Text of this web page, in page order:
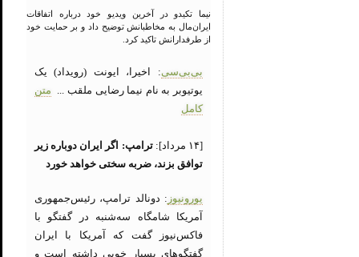
نیما تکیدو در آخرین ویدیو خود درباره اتفاقات
ایران‌مال به مخاطبانش توضیح داد و بر حمایت خود
از طرفدارانش تاکید کرد.
بی‌بی‌سی: اخیرا، ایونت (رویداد) یک
یوتیوبر به نام نیما رضایی ملقب ... متن
کامل
[۱۴ مرداد]:
ترامپ: اگر ایران دوباره زیر
توافق بزند، ضربه سختی خواهد خورد
یورونیوز : دونالد ترامپ، رئیس‌جمهوری
آمریکا شامگاه سه‌شنبه در گفتگو با
فاکس‌نیوز گفت که آمریکا با ایران
گفتگوهای بسیار خوبی داشته است و